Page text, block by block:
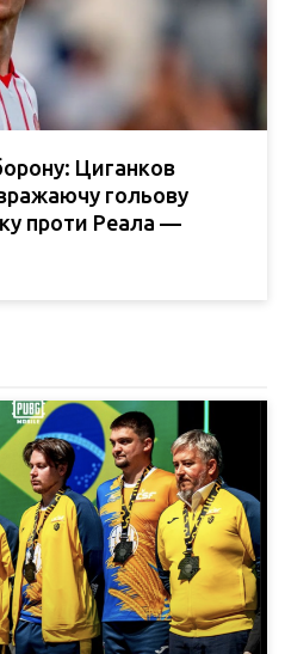
Циганков
гольову
проти Реала —